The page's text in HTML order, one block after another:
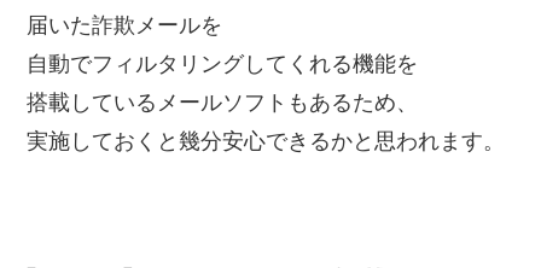
届いた詐欺メールを
自動でフィルタリングしてくれる機能を
搭載しているメールソフトもあるため、
実施しておくと幾分安心できるかと思われます。